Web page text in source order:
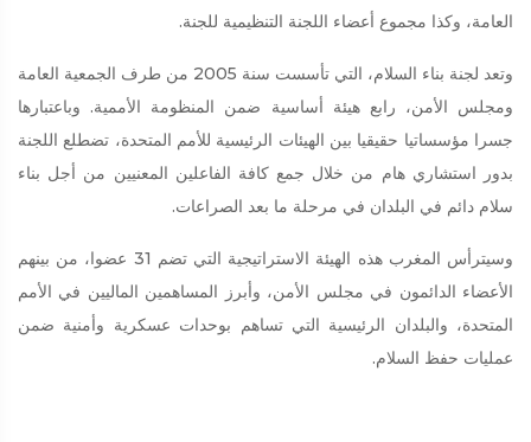
العامة، وكذا مجموع أعضاء اللجنة التنظيمية للجنة.
وتعد لجنة بناء السلام، التي تأسست سنة 2005 من طرف الجمعية العامة
ومجلس الأمن، رابع هيئة أساسية ضمن المنظومة الأممية. وباعتبارها
جسرا مؤسساتيا حقيقيا بين الهيئات الرئيسية للأمم المتحدة، تضطلع اللجنة
بدور استشاري هام من خلال جمع كافة الفاعلين المعنيين من أجل بناء
سلام دائم في البلدان في مرحلة ما بعد الصراعات.
وسيترأس المغرب هذه الهيئة الاستراتيجية التي تضم 31 عضوا، من بينهم
الأعضاء الدائمون في مجلس الأمن، وأبرز المساهمين الماليين في الأمم
المتحدة، والبلدان الرئيسية التي تساهم بوحدات عسكرية وأمنية ضمن
عمليات حفظ السلام.